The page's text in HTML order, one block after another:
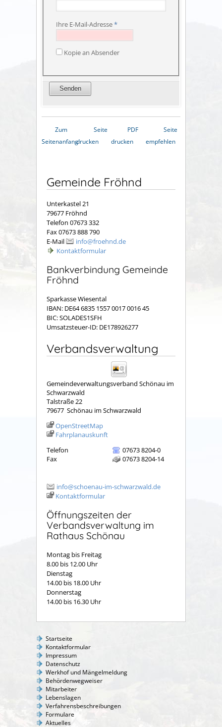
Ihre E-Mail-Adresse*
Kopie an Absender
Zum
Seitenanfang
Seite
drucken
PDF
drucken
Seite
empfehlen
Gemeinde Fröhnd
Unterkastel 21
79677 Fröhnd
Telefon 07673 332
Fax 07673 888 790
E-Mail
info@froehnd.de
Kontaktformular
Bankverbindung Gemeinde
Fröhnd
Sparkasse Wiesental
IBAN: DE64 6835 1557 0017 0016 45
BIC: SOLADES1SFH
Umsatzsteuer-ID: DE178926277
Verbandsverwaltung
Gemeindeverwaltungsverband Schönau im
Schwarzwald
Talstraße 22
79677 Schönau im Schwarzwald
OpenStreetMap
Fahrplanauskunft
Telefon
07673 8204-0
Fax
07673 8204-14
info@schoenau-im-schwarzwald.de
Kontaktformular
Öffnungszeiten der
Verbandsverwaltung im
Rathaus Schönau
Montag bis Freitag
8.00 bis 12.00 Uhr
Dienstag
14.00 bis 18.00 Uhr
Donnerstag
14.00 bis 16.30 Uhr
Startseite
Kontaktformular
Impressum
Datenschutz
Werkhof und Mängelmeldung
Behördenwegweiser
Mitarbeiter
Lebenslagen
Verfahrensbeschreibungen
Formulare
Aktuelles